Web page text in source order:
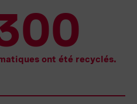
ont été recyclés.